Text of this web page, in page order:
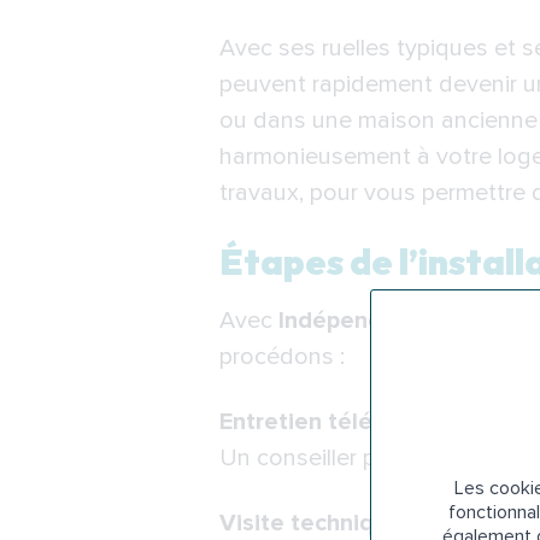
Les
Avec ses ruelles typiques et
peuvent rapidement devenir
ou dans une maison
harmonieusement à votre
travaux, pour vous permettre
Étapes de
Avec Indépendance Royale
procédons :
Entretien téléphonique
Un conseiller prend contact
Visite technique gratuite à